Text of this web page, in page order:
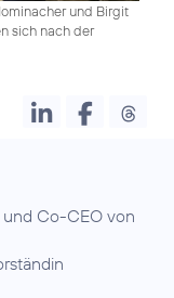
und Birgit
sich nach der
Co-CEO von